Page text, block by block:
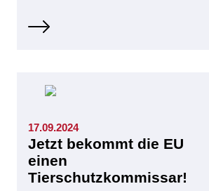
17.09.2024
Jetzt bekommt die EU
einen
Tierschutzkommissar!